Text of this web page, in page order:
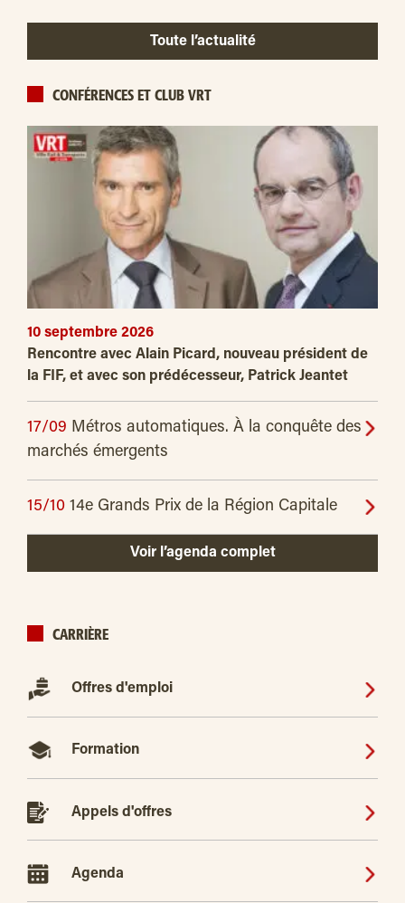
Toute l’actualité
CONFÉRENCES ET CLUB VRT
10 septembre 2026
Rencontre avec Alain Picard, nouveau président de
la FIF, et avec son prédécesseur, Patrick Jeantet
17/09 Métros automatiques. À la conquête des
marchés émergents
15/10 14e Grands Prix de la Région Capitale
Voir l’agenda complet
CARRIÈRE
Offres d'emploi
Formation
Appels d'offres
Agenda